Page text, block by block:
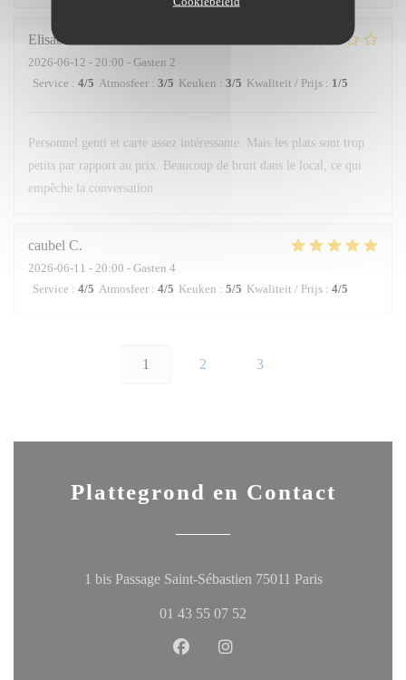
Elisabetta
2026-06-12 - 20:00 - Gasten 2
Service : 4/5 Atmosfeer : 3/5 Keuken : 3/5 Kwaliteit / Prijs : 1/5
Personnel genti et carte assez intéressante. Mais les plats sont trop
petits par rapport au prix. Beaucoup de bruit dans le local, ce qui
empêche la conversation
caubel C
2026-06-11 - 20:00 - Gasten 4
Service : 4/5 Atmosfeer : 4/5 Keuken : 5/5 Kwaliteit / Prijs : 4/5
1 2 3
Plattegrond en Contact
1 bis Passage Saint-Sébastien 75011 Paris((opent in een
01 43 55 07 52
Facebook ((opent in een nieuw